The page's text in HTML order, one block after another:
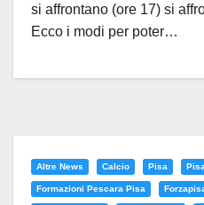
si affrontano (ore 17) si
Ecco i modi per poter…
Altre News Calcio Pisa
Formazioni Pescara Pisa